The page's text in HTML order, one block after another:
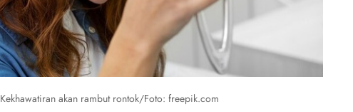
Kekhawatiran akan rambut rontok/Foto: freepik.com